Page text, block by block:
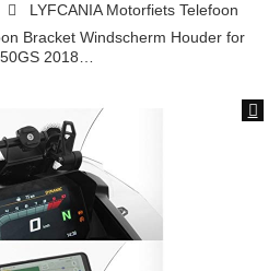
LYFCANIA Motorfiets Telefoon
Bracket Windscherm Houder for
2018…